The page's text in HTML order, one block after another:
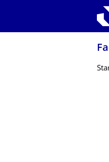
Zur Hauptnavigation springen